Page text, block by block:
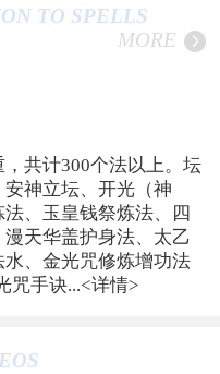
TO SPELLS
MORE
共计300个法以上。坛
神立坛、开光（神
、玉皇钱祭炼法、四
天华盖护身法、太乙
、金光咒修炼增功法
咒手诀...<详情>